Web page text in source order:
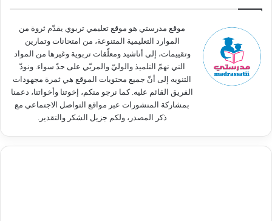
ن
موقع مدرستي هو موقع تعليمي تربوي يقدّم ثروة من
الموارد التعليمية المتنوعة، من امتحانات وتمارين
وتقييمات، إلى أناشيد ومعلّقات تربوية وغيرها من المواد
التي تهمّ التلميذ والوليّ والمربّي على حدّ سواء. ونودّ
التنويه إلى أنّ جميع محتويات الموقع هي ثمرة مجهودات
الفريق القائم عليه. كما نرجو منكم، إخوتنا وأخواتنا، دعمنا
بمشاركة المنشورات عبر مواقع التواصل الاجتماعي مع
ذكر المصدر، ولكم جزيل الشكر والتقدير.